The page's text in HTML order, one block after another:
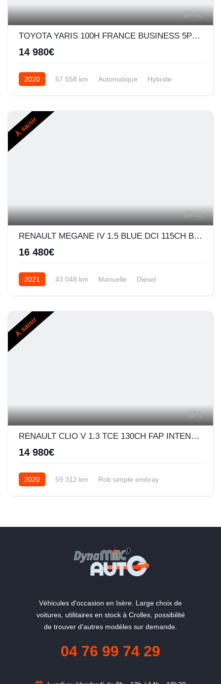
12
TOYOTA YARIS 100H FRANCE BUSINESS 5P MY19
14 980€
2020 57 558 km Automatique Hybride
À saisir
11
RENAULT MEGANE IV 1.5 BLUE DCI 115CH BUSINESS -21N
16 480€
2021 43 048 km Manuelle Diesel
À saisir
5
RENAULT CLIO V 1.3 TCE 130CH FAP INTENS EDC
14 980€
2020 59 312 km
Rob simple embray
Véhicules d'occasion en Isère. Large choix de
voitures, utilitaires en stock à Crolles, possibilité
de trouver d'autres modèles sur demande.
04 76 99 74 29